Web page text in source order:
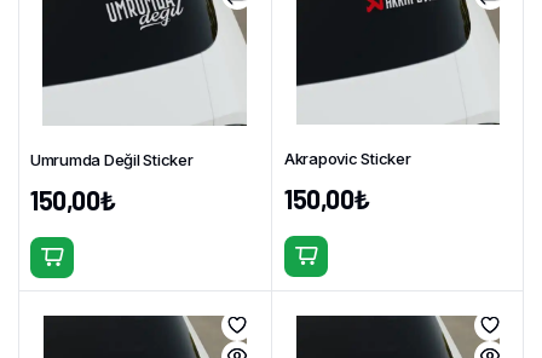
Umrumda Değil Sticker
150,00₺
Bu
ürünün
Akrapovic Sticker
150,00₺
Bu
ürünün